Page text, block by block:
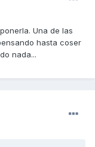
Una de las
hasta coser
nada...